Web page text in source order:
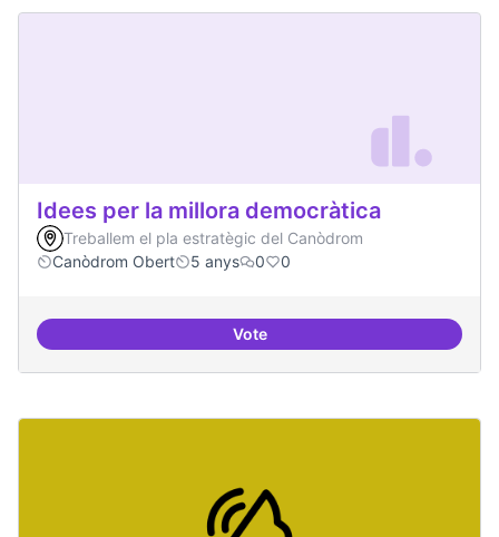
Idees per la millora democràtica
Treballem el pla estratègic del Canòdrom
Canòdrom Obert
5 anys 0 0
VoteIdees per la millora democràtica